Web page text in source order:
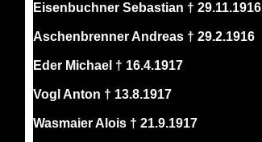
Eisenbuchner Sebastian † 29.11.1916
Aschenbrenner Andreas † 29.2.1916
Eder Michael † 16.4.1917
Vogl Anton † 13.8.1917
Wasmaier Alois † 21.9.1917